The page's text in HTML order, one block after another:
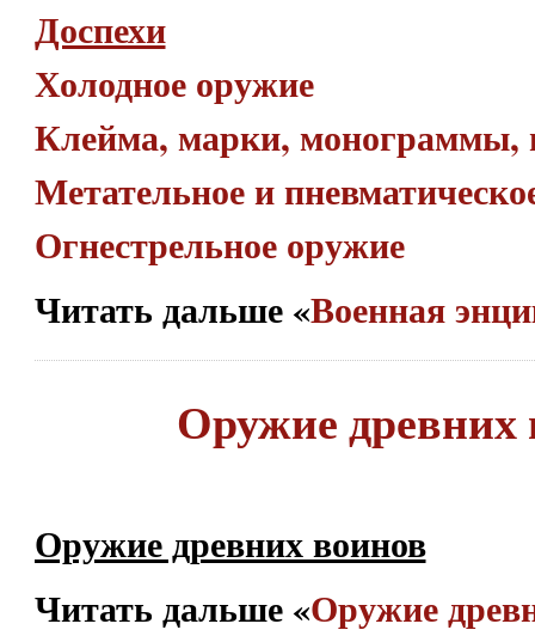
Доспехи
Холодное оружие
Клейма, марки, монограммы,
Метательное и
Огнестрельное оружие
Читать дальше «Военная
Оружие древних
Оружие древних воинов
Читать дальше «Оружие